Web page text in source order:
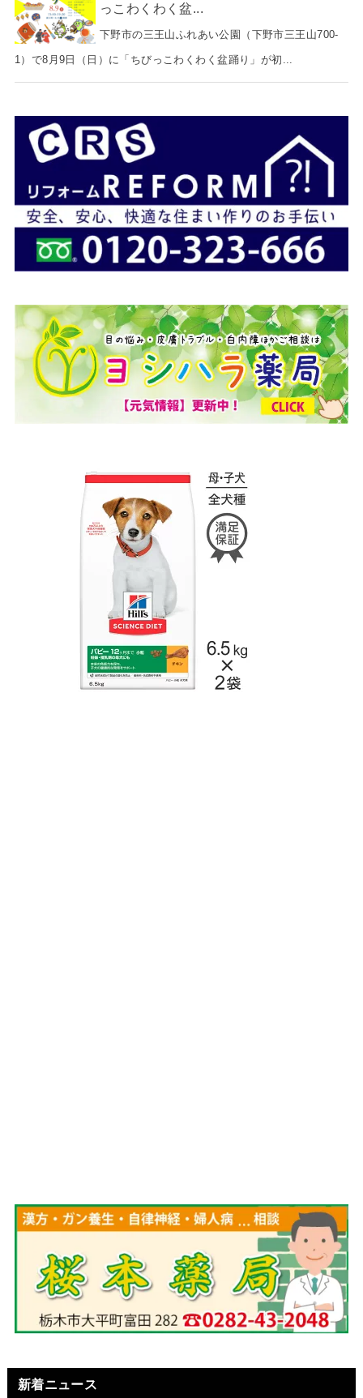
っこわくわく盆...
下野市の三王山ふれあい公園（下野市三王山700-
1）で8月9日（日）に「ちびっこわくわく盆踊り」が初...
新着ニュース